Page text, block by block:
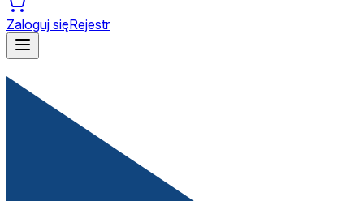
Zaloguj sięRejestr